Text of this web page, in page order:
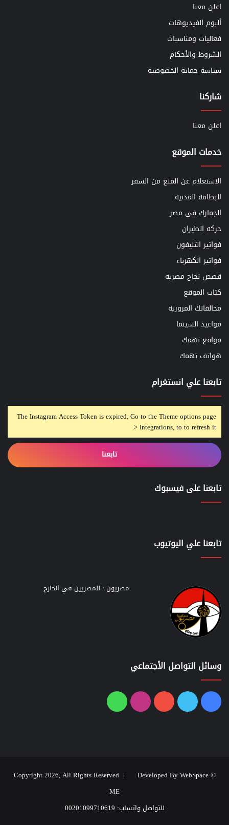
اعلن معنا
ألبوم الفيديوهات
فعاليات ومناسبات
الشروط والأحكام
سياسة حماية الخصوصية
شاركنا
اعلن معنا
خدمات الموقع
الاستعلام عن المنع من السفر
البطاقه المدنيه
الجمارك في مصر
حركه الطيران
فواتير التليفون
فواتير الكهرباء
قصص نجاح مصريه
كتاب الموقع
مخالفاتك المروريه
مواعيد السينما
مواقع تهمك
هواتف تهمك
تابعنا علي انستغرام
The Instagram Access Token is expired, Go to the Theme options page
> Integrations, to to refresh it.
تابعنا
تابعنا على فيسبوك
تابعنا علي اليوتيوب
مصريون : للمصريين في الخارج
وسائل التواصل الأجتماعي
فيسبوك
تويتر يوتيوبانستقرامواتساب
© Copyright 2026, All Rights Reserved |
Developed By WebSpace
ME
للتواصل واتساب: 00201099710619